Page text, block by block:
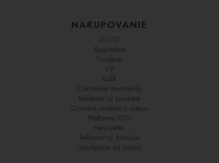
NAKUPOVANIE
ÚVOD
Registrácia
Poistenie
VIP
Košík
Obchodné podmienky
Reklamačný poriadok
Ochrana osobných údajov
Platforma RSO
Newsletter
Reklamačný formulár
Odstúpenie od zmluvy